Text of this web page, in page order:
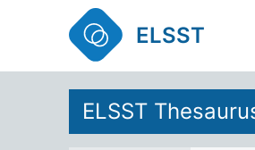
ELSST
ELSST
DRUŽBOSLOVJE
DRUŽINA
DRUŽINSKI ČLAN
DRUŽINSKO OKOLJE
ELEKTOR
ENERGIJA